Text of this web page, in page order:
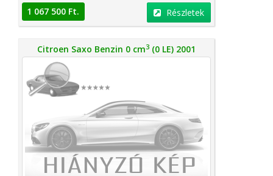
1 067 500 Ft. Részletek
Citroen Saxo Benzin 0 cm3 (0 LE) 2001